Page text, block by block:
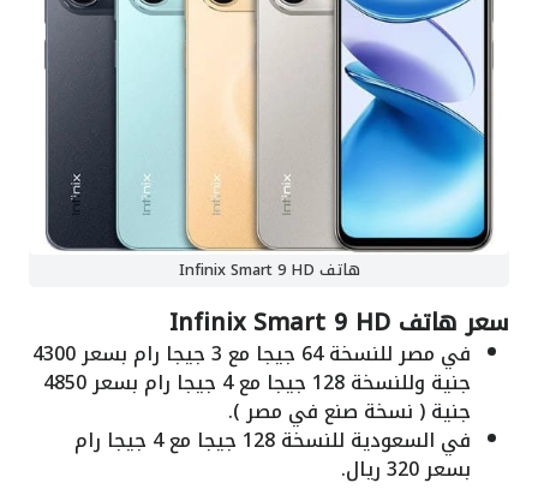
هاتف Infinix Smart 9 HD
سعر هاتف Infinix Smart 9 HD
في مصر للنسخة 64 جيجا مع 3 جيجا رام بسعر 4300
جنية وللنسخة 128 جيجا مع 4 جيجا رام بسعر 4850
جنية ( نسخة صنع في مصر ).
في السعودية للنسخة 128 جيجا مع 4 جيجا رام
بسعر 320 ريال.